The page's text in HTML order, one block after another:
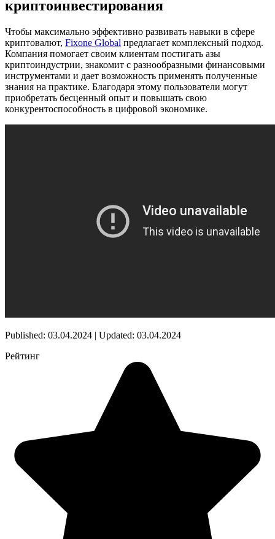
криптоинвестирования
Чтобы максимально эффективно развивать навыки в сфере
криптовалют, Fixone Global предлагает комплексный подход.
Компания помогает своим клиентам постигать азы
криптоиндустрии, знакомит с разнообразными финансовыми
инструментами и дает возможность применять полученные
знания на практике. Благодаря этому пользователи могут
приобретать бесценный опыт и повышать свою
конкурентоспособность в цифровой экономике.
Published: 03.04.2024 | Updated: 03.04.2024
Рейтинг